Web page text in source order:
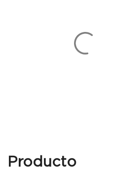
Producto